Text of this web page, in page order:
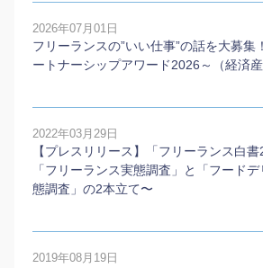
2026年07月01日
フリーランスの”いい仕事”の話を大募集
ートナーシップアワード2026～（経済産
2022年03月29日
【プレスリリース】「フリーランス白
「フリーランス実態調査」と「フード
態調査」の2本⽴て〜
2019年08月19日